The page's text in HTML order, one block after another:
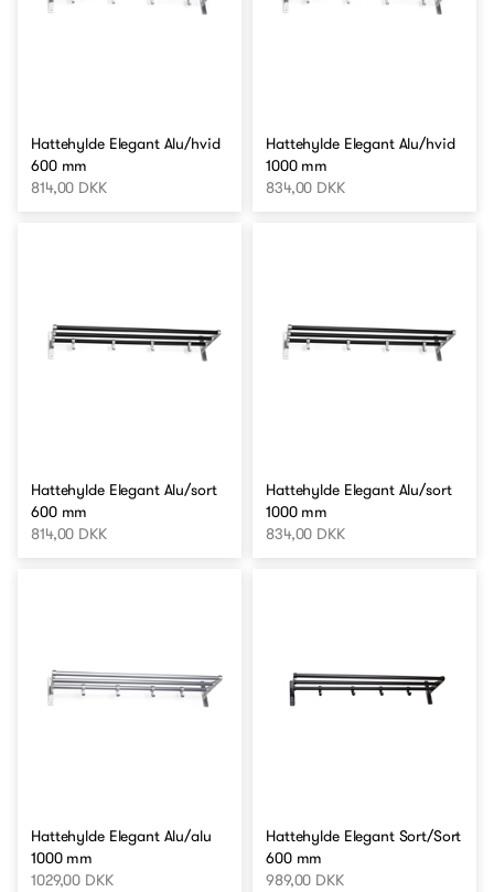
Hattehylde Elegant Alu/hvid
600 mm
814,00 DKK
Hattehylde Elegant Alu/hvid
1000 mm
834,00 DKK
Hattehylde Elegant Alu/sort
600 mm
814,00 DKK
Hattehylde Elegant Alu/sort
1000 mm
834,00 DKK
Hattehylde Elegant Alu/alu
1000 mm
1029,00 DKK
Hattehylde Elegant Sort/Sort
600 mm
989,00 DKK